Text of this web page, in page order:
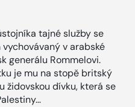
tajné služby se
v arabské
generálu Rommelovi.
je mu na stopě britský
židovskou dívku, která se